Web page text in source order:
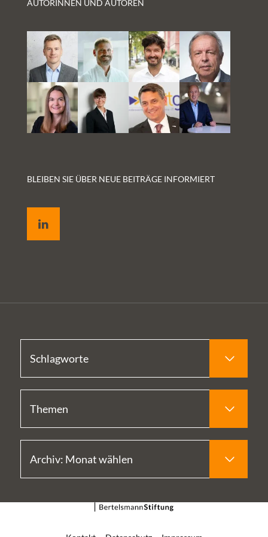
haben wir genauer geschaut, welche Bedeutung
semantische Standards für das jeweilige
Gesundheitssystem haben – und wie andere Länder
Daten tatsächlich austauschen. Was Deutschland hier
lernen kann: Unumgänglich ist, dass eine Behörde oder
ein Kompetenzzentrum die Koordinierung übernimmt
und dass die Akzeptanz klinischer
AUTORINNEN UND AUTOREN
BLEIBEN SIE ÜBER NEUE BEITRÄGE INFORMIERT